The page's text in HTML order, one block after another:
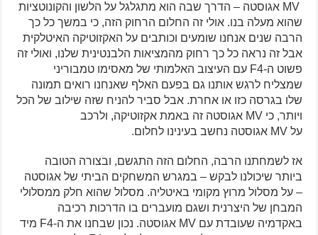
MV אגוסטה – הדרך שבה הוא מתגלגל על הלשון והקונוטציות
שהוא מעלה בנו. אולי זה החלום הרחוק הזה, כי במשך כל כך
הרבה שנים אנחנו שומעים וכותבים על האקזוטיקה האיטלקית
אבל זה נראה כל כך רחוק מהמציאות הלבנטינית שלנו, ואולי זה
פשוט ה-F4 עם העיצוב האלמותי של מאסימו טמבוריני
שמצליח לרגש אותנו גם בפעם האלף שאנחנו רואים תמונה
שלו בגרסה כזו או אחרת. אבל סביר להניח שזה שילוב של הכל
ויותר, כי MV אגוסטה זה באמת אקזוטיקה, ולרכב
על MV אגוסטה נחשב בעינינו לחלום.
אז לשמחתנו הרבה, החלום הזה התגשם, ובצורה הטובה
ביותר שיכולנו לבקש – במגרש המשחקים הביתי של אגוסטה
– על מסלול מרוץ מקומי באיטליה. מסלול שהוא חלק ממסלולי
המבחן של היצרנית ושגם מועברים בו הדרכות רכיבה
באקדמיה שעובדת עם MV אגוסטה. נכון שבחנו את ה-F4 מיד